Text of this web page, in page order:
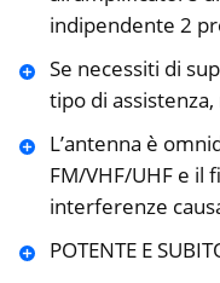
indipendente 2
Se necessiti di
tipo di
L’antenna è
FM/VHF/UHF e il
interferenze
POTENTE E